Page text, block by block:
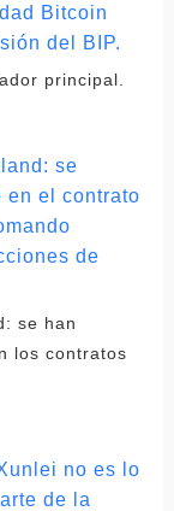
Bitcoin
del BIP.
principal.
se
en el contrato
de
se han
los contratos
no es lo
de la